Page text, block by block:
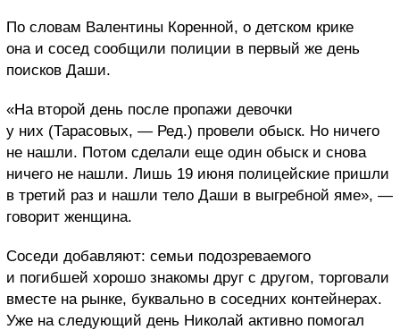
По словам Валентины Коренной, о детском крике
она и сосед сообщили полиции в первый же день
поисков Даши.
«На второй день после пропажи девочки
у них (Тарасовых, — Ред.) провели обыск. Но ничего
не нашли. Потом сделали еще один обыск и снова
ничего не нашли. Лишь 19 июня полицейские пришли
в третий раз и нашли тело Даши в выгребной яме», —
говорит женщина.
Соседи добавляют: семьи подозреваемого
и погибшей хорошо знакомы друг с другом, торговали
вместе на рынке, буквально в соседних контейнерах.
Уже на следующий день Николай активно помогал